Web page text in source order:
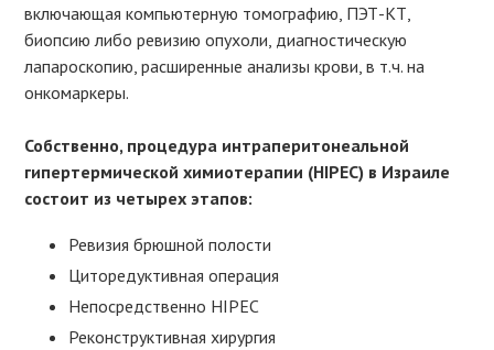
включающая компьютерную томографию, ПЭТ-КТ,
биопсию либо ревизию опухоли, диагностическую
лапароскопию, расширенные анализы крови, в т.ч. на
онкомаркеры.
Собственно, процедура интраперитонеальной
гипертермической химиотерапии (HIPEC) в Израиле
состоит из четырех этапов:
Ревизия брюшной полости
Циторедуктивная операция
Непосредственно HIPEC
Реконструктивная хирургия